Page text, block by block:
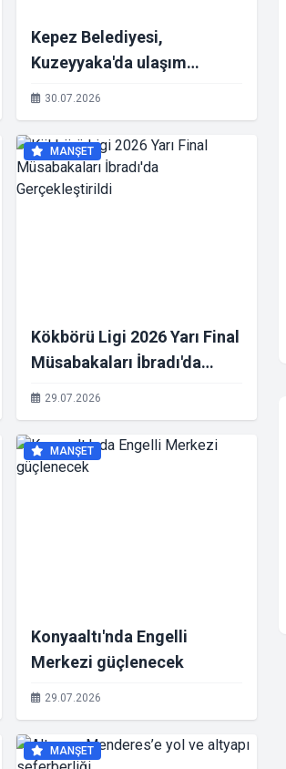
Kepez Belediyesi,
Kuzeyyaka'da ulaşım
konforunu artırıyor
30.07.2026
MANŞET
Kökbörü Ligi 2026 Yarı Final
Müsabakaları İbradı'da
Gerçekleştirildi
29.07.2026
MANŞET
Konyaaltı'nda Engelli
Merkezi güçlenecek
29.07.2026
MANŞET